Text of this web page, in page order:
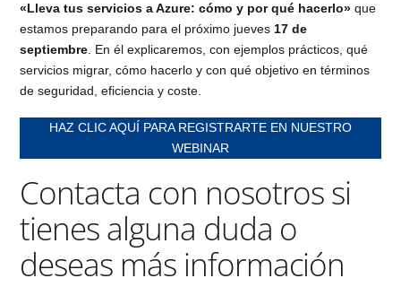
«Lleva tus servicios a Azure: cómo y por qué hacerlo» que
estamos preparando para el próximo jueves 17 de
septiembre . En él explicaremos, con ejemplos prácticos, qué
servicios migrar, cómo hacerlo y con qué objetivo en términos
de seguridad, eficiencia y coste.
HAZ CLIC AQUÍ PARA REGISTRARTE EN NUESTRO
WEBINAR
Contacta con nosotros si
tienes alguna duda o
deseas más información